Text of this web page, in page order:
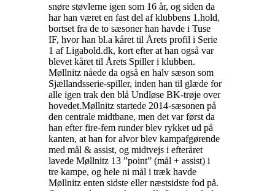
snøre støvlerne igen som 16 år, og siden da
har han været en fast del af klubbens 1.hold,
bortset fra de to sæsoner han havde i Tuse
IF, hvor han bl.a kåret til Årets profil i Serie
1 af Ligabold.dk, kort efter at han også var
blevet kåret til Årets Spiller i klubben.
Møllnitz nåede da også en halv sæson som
Sjællandsserie-spiller, inden han til glæde for
alle igen trak den blå Undløse BK-trøje over
hovedet.Møllnitz startede 2014-sæsonen på
den centrale midtbane, men det var først da
han efter fire-fem runder blev rykket ud på
kanten, at han for alvor blev kampafgørende
med mål & assist, og midtvejs i efteråret
lavede Møllnitz 13 ”point” (mål + assist) i
tre kampe, og hele ni mål i træk havde
Møllnitz enten sidste eller næstsidste fod på.